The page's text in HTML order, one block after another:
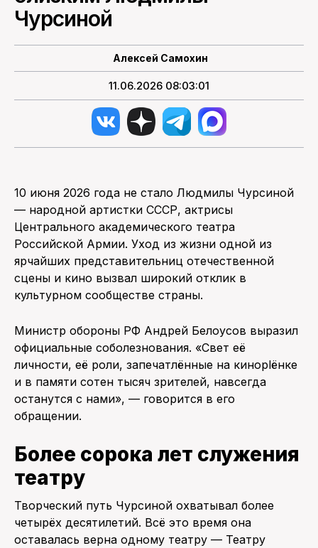
Чурсиной
Алексей Самохин
11.06.2026 08:03:01
10 июня 2026 года не стало Людмилы Чурсиной
— народной артистки СССР, актрисы
Центрального академического театра
Российской Армии. Уход из жизни одной из
ярчайших представительниц отечественной
сцены и кино вызвал широкий отклик в
культурном сообществе страны.
Министр обороны РФ Андрей Белоусов выразил
официальные соболезнования. «Свет её
личности, её роли, запечатлённые на кинoplёнке
и в памяти сотен тысяч зрителей, навсегда
останутся с нами», — говорится в его
обращении.
Более сорока лет служения
театру
Творческий путь Чурсиной охватывал более
четырёх десятилетий. Всё это время она
оставалась верна одному театру — Театру